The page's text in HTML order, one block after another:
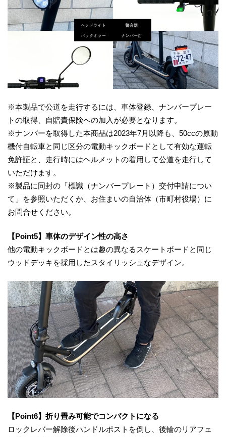
※本製品で公道を走行するには、車体登録、ナンバープレー
トの取得、自賠責保険への加入が必要となります。
※ナンバーを取得した本商品は2023年7月以降も、50ccの原動
機付自転車と同じ区分の電動キックボードとして有効な運転
免許証と、走行時にはヘルメットの着用して公道を走行して
いただけます。
※製品に同封の「標識（ナンバープレート）交付申請につい
て」を参照いただくか、お住まいの自治体（市町村役場）に
お問合せください。
【Point5】車体のデザイン性の高さ
他の電動キックボードとは趣の異なるスケートボードと同じ
ウッドデッキを採用したスタイリッシュなデザイン。
【Point6】折り畳み可能でコンパクトになる
ロックレバー解除後ハンドルポストを倒し、後輪のリアフェ